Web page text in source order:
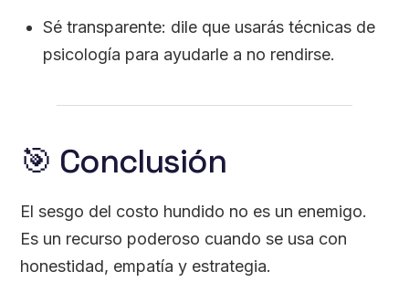
Sé transparente: dile que usarás técnicas de
psicología para ayudarle a no rendirse.
🎯 Conclusión
El sesgo del costo hundido no es un enemigo.
Es un recurso poderoso cuando se usa con
honestidad, empatía y estrategia.